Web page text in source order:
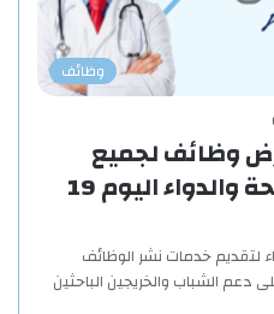
وظائف
وظائف لجميع
التخصصات بقطاع الصحة والدواء اليوم 19
خدمات نشر الوظائف
دعم الشباب والخريجين الباحثين